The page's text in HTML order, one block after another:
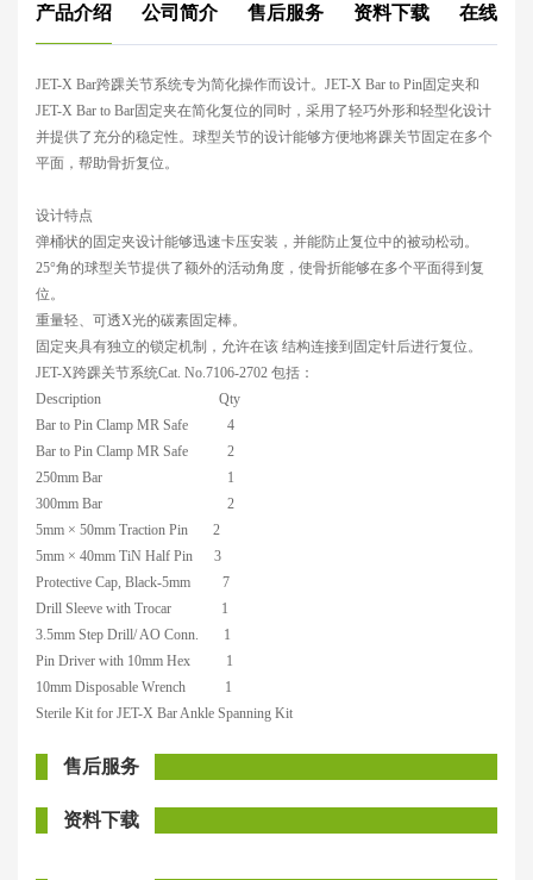
产品介绍 公司简介 售后服务 资料下载 在线评
JET-X Bar跨踝关节系统专为简化操作而设计。 JET-X Bar to Pin固定夹和
JET-X Bar to Bar固定夹在简化复位的同时，采用了轻巧外形和轻型化设计
并提供了充分的稳定性。球型关节的设计能够方便地将踝关节固定在多个
平面，帮助骨折复位。
设计特点
弹桶状的固定夹设计能够迅速卡压安装，并能防止复位中的被动松动。
25°角的球型关节提供了额外的活动角度，使骨折能够在多个平面得到复
位。
重量轻、可透X光的碳素固定棒。
固定夹具有独立的锁定机制，允许在该 结构连接到固定针后进行复位。
JET-X跨踝关节系统Cat. No.7106-2702 包括：
Description
Qty
Bar to Pin Clamp MR Safe
4
Bar to Pin Clamp MR Safe
2
250mm Bar
1
300mm Bar
2
5mm × 50mm Traction Pin
2
5mm × 40mm TiN Half Pin
3
Protective Cap, Black-5mm
7
Drill Sleeve with Trocar
1
3.5mm Step Drill/ AO Conn.
1
Pin Driver with 10mm Hex
1
10mm Disposable Wrench
1
Sterile Kit for JET-X Bar Ankle Spanning Kit
售后服务
资料下载